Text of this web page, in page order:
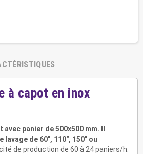
à capot en inox
panier de 500x500 mm. Il
lavage de 60", 110", 150" ou
de production de 60 à 24 paniers/h.